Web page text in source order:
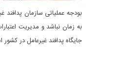
بودجه عملیاتی سازمان پدافند
به زمان نباشد و مدیریت
جایگاه پدافند غیرعامل در